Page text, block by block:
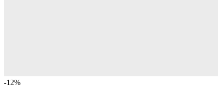
-12%